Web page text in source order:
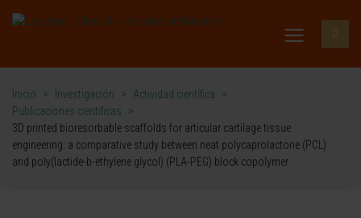
Inicio > Investigación > Actividad científica
>
Publicaciones científicas
>
3D printed bioresorbable scaffolds for articular cartilage tissue
engineering: a comparative study between neat polycaprolactone (PCL)
and poly(lactide-b-ethylene glycol) (PLA-PEG) block copolymer